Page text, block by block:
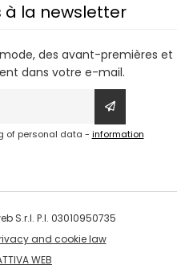
à la newsletter
des avant-premières et
dans votre e-mail.
of personal data - information
S.r.l. P.I. 03010950735
and cookie law
WEB